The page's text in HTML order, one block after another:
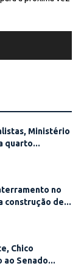
Ministério
quarto...
no
construção de...
Chico
ao Senado...